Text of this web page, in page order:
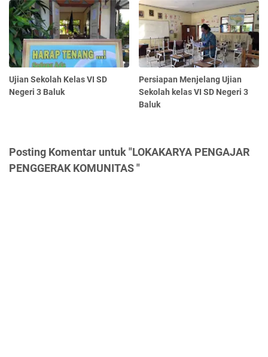
Ujian Sekolah Kelas VI SD
Negeri 3 Baluk
Persiapan Menjelang Ujian
Sekolah kelas VI SD Negeri 3
Baluk
Posting Komentar untuk "LOKAKARYA PENGAJAR
PENGGERAK KOMUNITAS "